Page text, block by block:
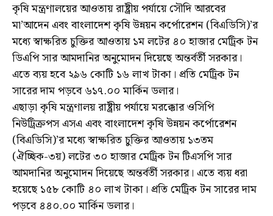
কৃষি মন্ত্রণালয়ের আওতায় রাষ্ট্রীয় পর্যায়ে সৌদি আরবের
মা’আদেন এবং বাংলাদেশ কৃষি উন্নয়ন কর্পোরেশন (বিএডিসি)’র
মধ্যে স্বাক্ষরিত চুক্তির আওতায় ১ম লটের ৪০ হাজার মেট্রিক টন
ডিএপি সার আমদানির অনুমোদন দিয়েছে অন্তর্বর্তী সরকার।
এতে ব্যয় হবে ২৯৬ কোটি ১৬ লাখ টাকা। প্রতি মেট্রিক টন
সারের দাম পড়বে ৬১৭.০০ মার্কিন ডলার।
এছাড়া কৃষি মন্ত্রণালয় রাষ্ট্রীয় পর্যায়ে মরক্কোর ওসিপি
নিউট্রিক্রপস এসএ এবং বাংলাদেশ কৃষি উন্নয়ন কর্পোরেশন
(বিএডিসি)’র মধ্যে স্বাক্ষরিত চুক্তির আওতায় ১৩তম
(ঐচ্ছিক-৩য়) লটের ৩০ হাজার মেট্রিক টন টিএসপি সার
আমদানির অনুমোদন দিয়েছে অন্তর্বর্তী সরকার। এতে ব্যয় ধরা
হয়েছে ১৫৮ কোটি ৪০ লাখ টাকা। প্রতি মেট্রিক টন সারের দাম
পড়বে ৪৪০.০০ মার্কিন ডলার।